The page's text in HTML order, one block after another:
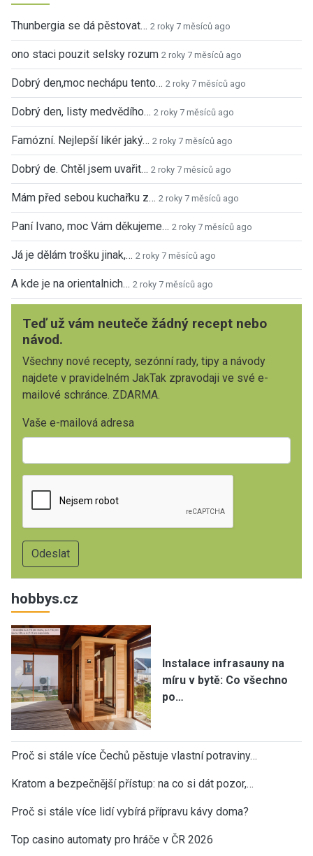
Thunbergia se dá pěstovat… 2 roky 7 měsíců ago
ono staci pouzit selsky rozum 2 roky 7 měsíců ago
Dobrý den,moc nechápu tento… 2 roky 7 měsíců ago
Dobrý den, listy medvědího… 2 roky 7 měsíců ago
Famózní. Nejlepší likér jaký… 2 roky 7 měsíců ago
Dobrý de. Chtěl jsem uvařit… 2 roky 7 měsíců ago
Mám před sebou kuchařku z… 2 roky 7 měsíců ago
Paní Ivano, moc Vám děkujeme… 2 roky 7 měsíců ago
Já je dělám trošku jinak,… 2 roky 7 měsíců ago
A kde je na orientalnich… 2 roky 7 měsíců ago
Teď už vám neuteče žádný recept nebo
návod.
Všechny nové recepty, sezónní rady, tipy a návody
najdete v pravidelném JakTak zpravodaji ve své e-
mailové schránce. ZDARMA.
Vaše e-mailová adresa
hobbys.cz
Instalace infrasauny na
míru v bytě: Co všechno
po…
Proč si stále více Čechů pěstuje vlastní potraviny…
Kratom a bezpečnější přístup: na co si dát pozor,…
Proč si stále více lidí vybírá přípravu kávy doma?
Top casino automaty pro hráče v ČR 2026